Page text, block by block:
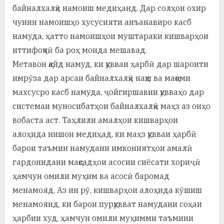
байналхалқӣ намоиш медиҳанд. Дар солҳои охир
чунин намоишҳо хусусияти анъанавиро касб
намуда, ҳатто намоишҳои муштараки кишварҳои
иттифоқчӣ ба роҳ монда мешавад.
Метавон қайд намуд, ки қувваи ҳарбӣ дар шароити
имрӯза дар арсаи байналхалқӣ нақш ва мақоми
махсусро касб намуда, ҷойгиршавии қувваҳо дар
системаи муносибатҳои байналхалқӣ маҳз аз онҳо
вобаста аст. Таҳлили амалҳои кишварҳои
алоҳида нишон медиҳад, ки маҳз қувваи ҳарбӣ
барои таъмин намудани имкониятҳои амалӣ
гардонидани мақсадҳои асосии сиёсати хориҷӣ
ҳамчун омили муҳим ва асосӣ баромад
менамояд. Аз ин рӯ, кишварҳои алоҳида кӯшиш
менамоянд, ки барои пурқувват намудани соҳаи
ҳарбии худ, ҳамчун омили муҳимми таъмини